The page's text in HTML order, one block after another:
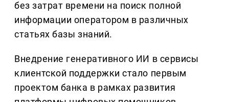
без затрат времени на поиск полной
информации оператором в различных
статьях базы знаний.
Внедрение генеративного ИИ в сервисы
клиентской поддержки стало первым
проектом банка в рамках развития